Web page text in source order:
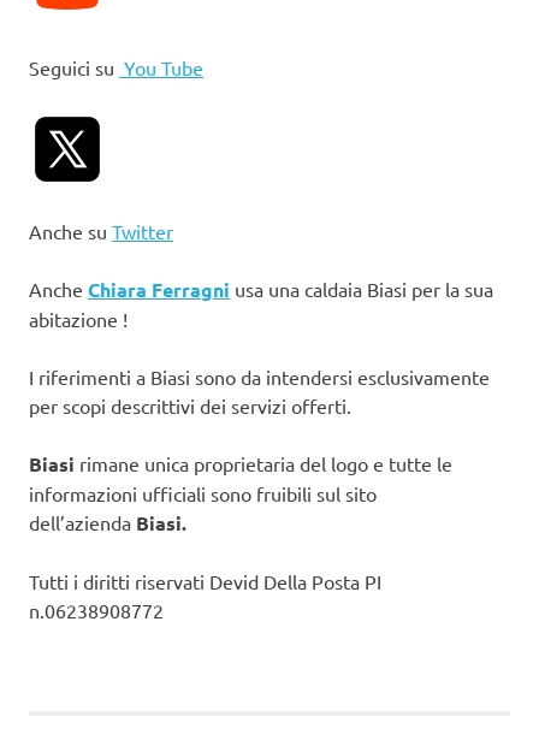
Seguici su You Tube
Anche su Twitter
Anche Chiara Ferragni usa una caldaia Biasi per la sua
abitazione !
I riferimenti a Biasi sono da intendersi esclusivamente
per scopi descrittivi dei servizi offerti.
Biasi rimane unica proprietaria del logo e tutte le
informazioni ufficiali sono fruibili sul sito
dell’azienda Biasi.
Tutti i diritti riservati Devid Della Posta PI
n.06238908772